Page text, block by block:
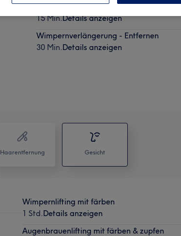
Dauerhafte Haarentfernung - Oberlippe
15 Min.Details anzeigen
Wimpernverlängerung - Entfernen
30 Min.Details anzeigen
Haarentfernung Gesicht
Wimpernlifting mit färben
1 Std.Details anzeigen
Augenbrauenlifting mit färben & zupfen